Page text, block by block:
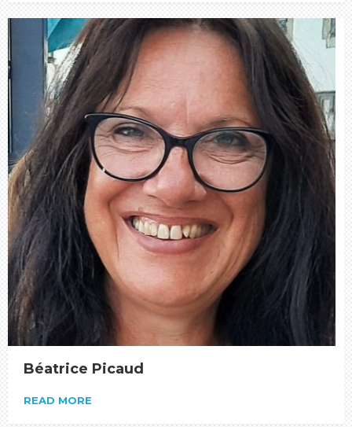
Béatrice Picaud
READ MORE